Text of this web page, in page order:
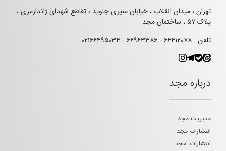
تهران ، میدان انقلاب ، خیابان منیری جاوید ، تقاطع شهدای ژاندارمری ،
پلاک ۵۷ ، ساختمان مجد
تلفن : ۶۶۴۱۲۰۷۸ - ۶۶۹۶۳۳۸۶ - ۰۲۱۶۶۴۹۵۰۳۴
درباره مجد
مدیریت مجد
انتشارات مجد
انتشارات امجد